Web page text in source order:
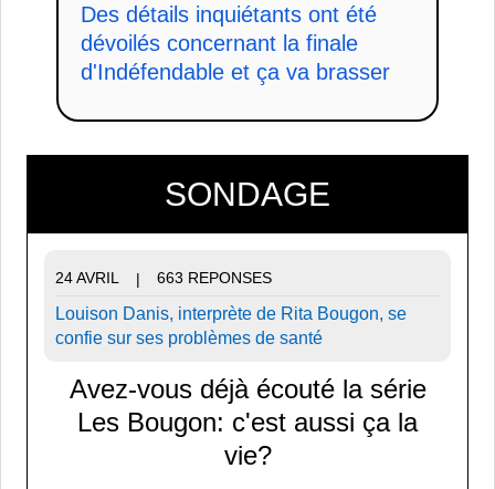
Des détails inquiétants ont été
dévoilés concernant la finale
d'Indéfendable et ça va brasser
SONDAGE
24 AVRIL | 663 REPONSES
Louison Danis, interprète de Rita Bougon, se
confie sur ses problèmes de santé
Avez-vous déjà écouté la série
Les Bougon: c'est aussi ça la
vie?